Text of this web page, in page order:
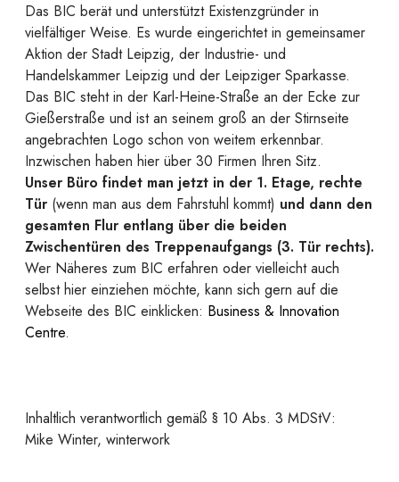
Das BIC berät und unterstützt Existenzgründer in
vielfältiger Weise. Es wurde eingerichtet in gemeinsamer
Aktion der Stadt Leipzig, der Industrie- und
Handelskammer Leipzig und der Leipziger Sparkasse.
Das BIC steht in der Karl-Heine-Straße an der Ecke zur
Gießerstraße und ist an seinem groß an der Stirnseite
angebrachten Logo schon von weitem erkennbar.
Inzwischen haben hier über 30 Firmen Ihren Sitz.
Unser Büro findet man jetzt in der 1. Etage, rechte
Tür (wenn man aus dem Fahrstuhl kommt) und dann den
gesamten Flur entlang über die beiden
Zwischentüren des Treppenaufgangs (3. Tür rechts).
Wer Näheres zum BIC erfahren oder vielleicht auch
selbst hier einziehen möchte, kann sich gern auf die
Webseite des BIC einklicken: Business & Innovation
Centre.
Inhaltlich verantwortlich gemäß § 10 Abs. 3 MDStV:
Mike Winter, winterwork